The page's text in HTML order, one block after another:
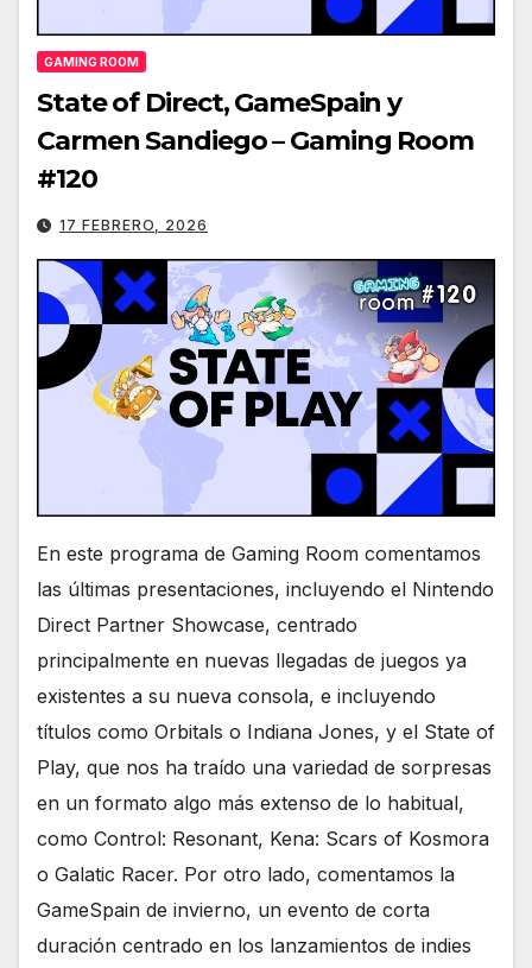
GAMING ROOM
State of Direct, GameSpain y
Carmen Sandiego – Gaming Room
#120
17 FEBRERO, 2026
En este programa de Gaming Room comentamos
las últimas presentaciones, incluyendo el Nintendo
Direct Partner Showcase, centrado
principalmente en nuevas llegadas de juegos ya
existentes a su nueva consola, e incluyendo
títulos como Orbitals o Indiana Jones, y el State of
Play, que nos ha traído una variedad de sorpresas
en un formato algo más extenso de lo habitual,
como Control: Resonant, Kena: Scars of Kosmora
o Galatic Racer. Por otro lado, comentamos la
GameSpain de invierno, un evento de corta
duración centrado en los lanzamientos de indies